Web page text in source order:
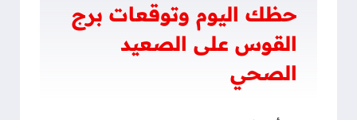
حظك اليوم وتوقعات برج
القوس على الصعيد
الصحي